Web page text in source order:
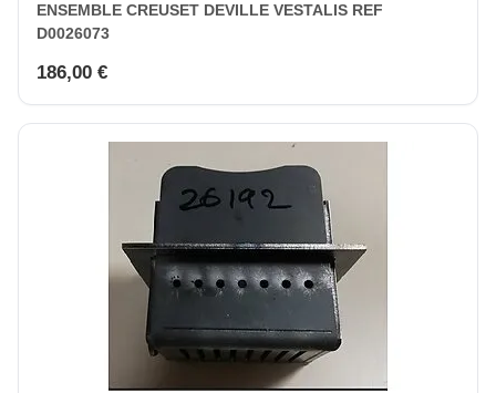
ENSEMBLE CREUSET DEVILLE VESTALIS REF
D0026073
186,00 €